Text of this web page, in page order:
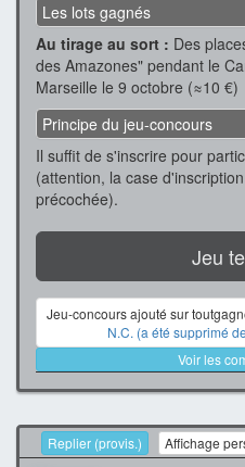
Les lots gagnés
Au tirage au sort : Des
des Amazones" pendant le
Marseille le 9 octobre (≈10 €)
Principe du jeu-concours
Il suffit de s'inscrire pour
(attention, la case
précochée).
Jeu
Jeu-concours ajouté sur
N.C. (a été supprimé
Voir les
Replier (provis.) Affichage